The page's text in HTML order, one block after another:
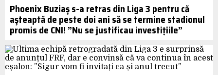
Phoenix Buziaș s-a retras din Liga 3 pentru că
așteaptă de peste doi ani să se termine stadionul
promis de CNI! ”Nu se justificau investițiile”